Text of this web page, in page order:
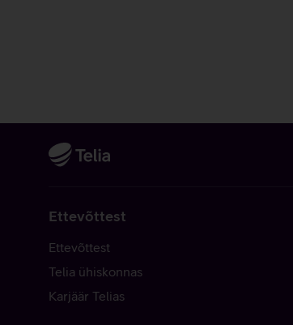
Ettevõttest
Ettevõttest
Telia ühiskonnas
Karjäär Telias